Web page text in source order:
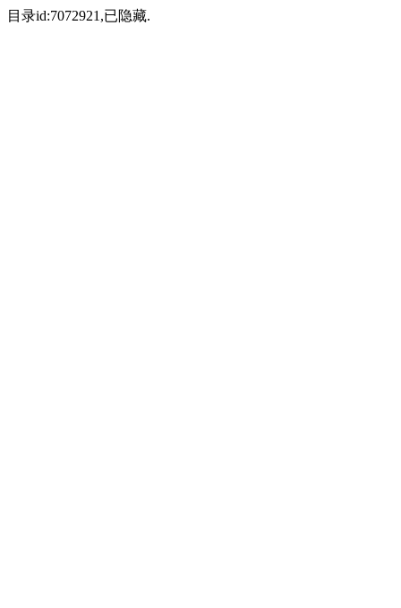
目录id:7072921,已隐藏.